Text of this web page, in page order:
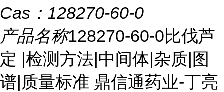
Cas： 128270-60-0
产品名称128270-60-0比伐芦
定 |检测方法|中间体|杂质|图
谱|质量标准 鼎信通药业-丁亮